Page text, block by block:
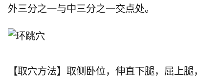
外三分之一与中三分之一交点处。
【取穴方法】取侧卧位，伸直下腿，屈上腿，